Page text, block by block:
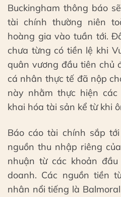
Buckingham thông báo
tài chính thường niên
hoàng gia vào tuần tới.
chưa từng có tiền lệ khi
quân vương đầu tiên chủ
cá nhân thực tế đã nộp
này nhằm thực hiện
khai hóa tài sản kể từ khi
Báo cáo tài chính sắp
nguồn thu nhập riêng
nhuận từ các khoản
doanh. Các nguồn tiền
nhân nổi tiếng là